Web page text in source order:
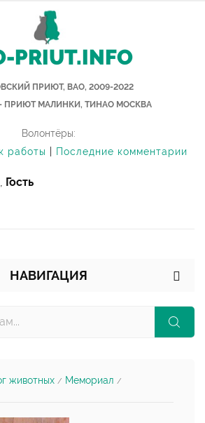
PRIUT.INFO
ПРИЮТ, ВАО, 2009-2022
- ПРИЮТ МАЛИНКИ, ТИНАО МОСКВА
Волонтёры:
работы Последние комментарии
Гость
НАВИГАЦИЯ
животных / Мемориал /